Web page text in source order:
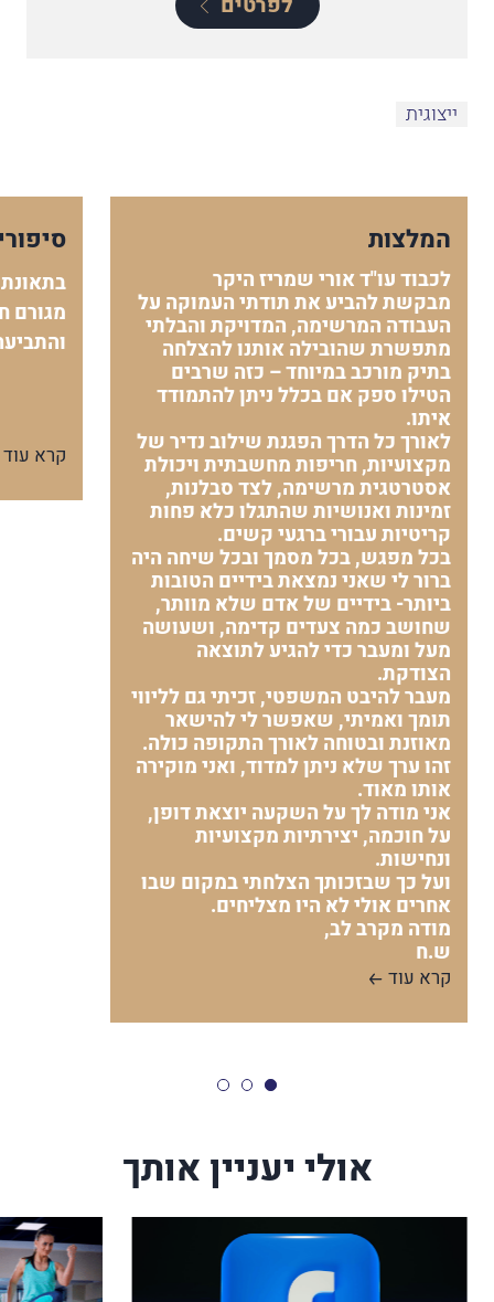
ייצוגית
המלצות
לכבוד עו"ד אורי שמריז היקר
מבקשת להביע את תודתי העמוקה על
העבודה המרשימה, המדויקת והבלתי
מתפשרת שהובילה אותנו להצלחה
בתיק מורכב במיוחד – כזה שרבים
הטילו ספק אם בכלל ניתן להתמודד
איתו.
לאורך כל הדרך הפגנת שילוב נדיר של
מקצועיות, חריפות מחשבתית ויכולת
אסטרטגית מרשימה, לצד סבלנות,
זמינות ואנושיות שהתגלו כלא פחות
קריטיות עבורי ברגעי קשים.
בכל מפגש, בכל מסמך ובכל שיחה היה
ברור לי שאני נמצאת בידיים הטובות
ביותר- בידיים של אדם שלא מוותר,
שחושב כמה צעדים קדימה, ושעושה
מעל ומעבר כדי להגיע לתוצאה
הצודקת.
מעבר להיבט המשפטי, זכיתי גם לליווי
תומך ואמיתי, שאפשר לי להישאר
מאוזנת ובטוחה לאורך התקופה כולה.
זהו ערך שלא ניתן למדוד, ואני מוקירה
אותו מאוד.
אני מודה לך על השקעה יוצאת דופן,
על חוכמה, יצירתיות מקצועיות
ונחישות.
ועל כך שבזכותך הצלחתי במקום שבו
אחרים אולי לא היו מצליחים.
מודה מקרב לב,
ש.ח
קרא עוד
מגורם
קרא עוד
אולי יעניין אותך